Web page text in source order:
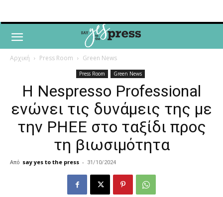
Αρχική Press Room Green News
Press Room Green News
Η Nespresso Professional
ενώνει τις δυνάμεις της με
την PHEE στο ταξίδι προς
τη βιωσιμότητα
Από say yes to the press - 31/10/2024